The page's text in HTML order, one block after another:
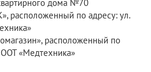
дома №70
расположенный по адресу: ул.
расположенный по
«Медтехника»